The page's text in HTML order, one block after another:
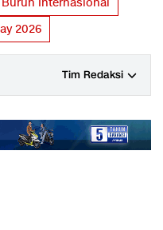
2026
Tim Redaksi